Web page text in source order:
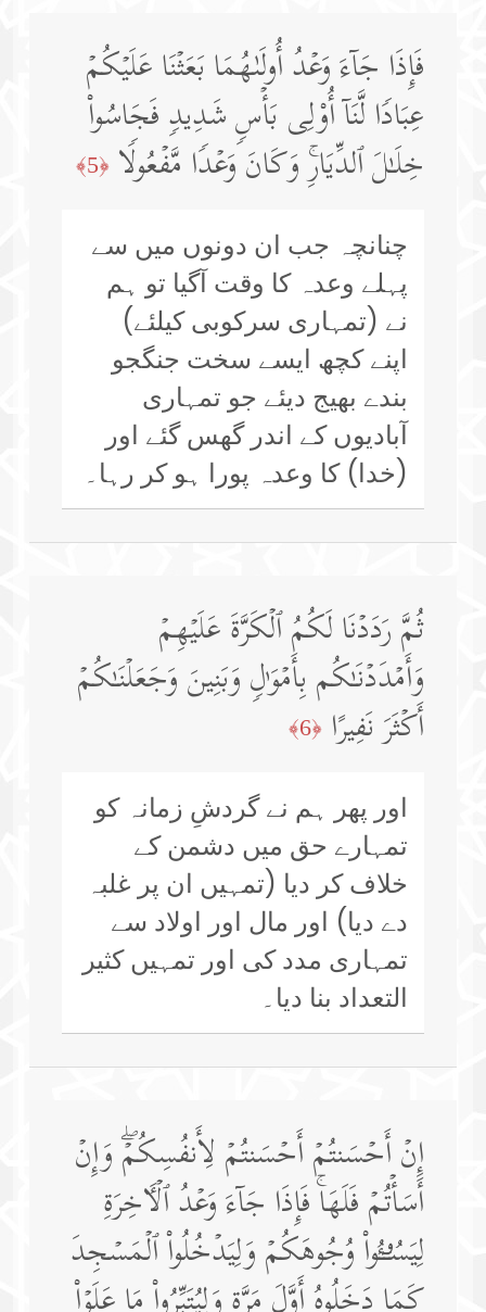
فَإِذَا جَاۤءَ وَعۡدُ أُولَىٰهُمَا بَعَثۡنَا عَلَیۡكُمۡ
عِبَادࣰا لَّنَاۤ أُو۟لِی بَأۡسࣲ شَدِیدࣲ فَجَاسُوا۟
خِلَـٰلَ ٱلدِّیَارِۚ وَكَانَ وَعۡدࣰا مَّفۡعُولࣰا ﴿5﴾
چنانچہ جب ان دونوں میں سے
پہلے وعدہ کا وقت آگیا تو ہم
نے (تمہاری سرکوبی کیلئے)
اپنے کچھ ایسے سخت جنگجو
بندے بھیج دیئے جو تمہاری
آبادیوں کے اندر گھس گئے اور
(خدا) کا وعدہ پورا ہو کر رہا۔
ثُمَّ رَدَدۡنَا لَكُمُ ٱلۡكَرَّةَ عَلَیۡهِمۡ
وَأَمۡدَدۡنَـٰكُم بِأَمۡوَ ٰ⁠لࣲ وَبَنِینَ وَجَعَلۡنَـٰكُمۡ
أَكۡثَرَ نَفِیرًا ﴿6﴾
اور پھر ہم نے گردشِ زمانہ کو
تمہارے حق میں دشمن کے
خلاف کر دیا (تمہیں ان پر غلبہ
دے دیا) اور مال اور اولاد سے
تمہاری مدد کی اور تمہیں کثیر
التعداد بنا دیا۔
إِنۡ أَحۡسَنتُمۡ أَحۡسَنتُمۡ لِأَنفُسِكُمۡۖ وَإِنۡ
أَسَأۡتُمۡ فَلَهَاۚ فَإِذَا جَاۤءَ وَعۡدُ ٱلۡـَٔاخِرَةِ
لِیَسُـࣳۤـُٔوا۟ وُجُوهَكُمۡ وَلِیَدۡخُلُوا۟ ٱلۡمَسۡجِدَ